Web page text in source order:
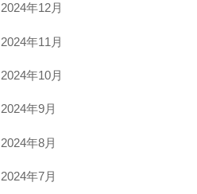
2024年12月
2024年11月
2024年10月
2024年9月
2024年8月
2024年7月